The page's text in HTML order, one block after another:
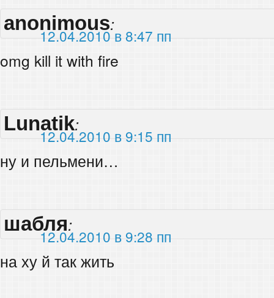
anonimous:
12.04.2010 в 8:47 пп
omg kill it with fire
Lunatik:
12.04.2010 в 9:15 пп
ну и пельмени…
шабля:
12.04.2010 в 9:28 пп
на ху й так жить